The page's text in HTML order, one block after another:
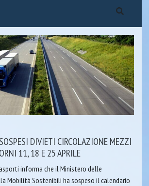
DIVIETI CIRCOLAZIONE MEZZI
11, 18 E 25 APRILE
informa che il Ministero delle
Mobilità Sostenibili ha sospeso il calendario